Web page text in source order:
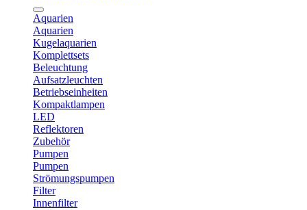
Aquarien
Aquarien
Kugelaquarien
Komplettsets
Beleuchtung
Aufsatzleuchten
Betriebseinheiten
Kompaktlampen
LED
Reflektoren
Zubehör
Pumpen
Pumpen
Strömungspumpen
Filter
Innenfilter